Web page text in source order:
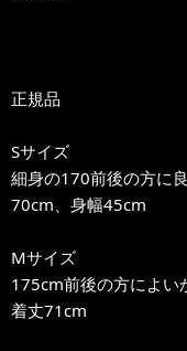
正規品
Sサイズ
細身の170前後の方に
70cm、身幅45cm
Mサイズ
175cm前後の方によい
着丈71cm